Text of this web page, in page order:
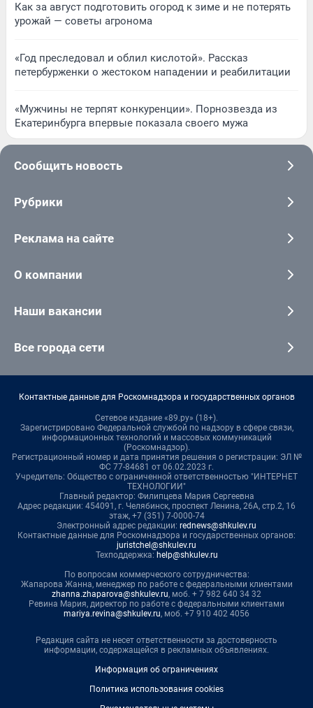
Как за август подготовить огород к зиме и не потерять
урожай — советы агронома
«Год преследовал и облил кислотой». Рассказ
петербурженки о жестоком нападении и реабилитации
«Мужчины не терпят конкуренции». Порнозвезда из
Екатеринбурга впервые показала своего мужа
Сообщить новость
Рубрики
Реклама на сайте
О компании
Наши вакансии
Все города сети
Контактные данные для Роскомнадзора и государственных органов
Сетевое издание «89.ру» (18+).
Зарегистрировано Федеральной службой по надзору в сфере связи,
информационных технологий и массовых коммуникаций
(Роскомнадзор).
Регистрационный номер и дата принятия решения о регистрации: ЭЛ №
ФС 77-84681 от 06.02.2023 г.
Учредитель: Общество с ограниченной ответственностью "ИНТЕРНЕТ
ТЕХНОЛОГИИ"
Главный редактор: Филипцева Мария Сергеевна
Адрес редакции: 454091, г. Челябинск, проспект Ленина, 26А, стр.2, 16
этаж, +7 (351) 7-0000-74
Электронный адрес редакции: rednews@shkulev.ru
Контактные данные для Роскомнадзора и государственных органов:
juristchel@shkulev.ru
Техподдержка: help@shkulev.ru
По вопросам коммерческого сотрудничества:
Жапарова Жанна, менеджер по работе с федеральными клиентами
zhanna.zhaparova@shkulev.ru, моб. + 7 982 640 34 32
Ревина Мария, директор по работе с федеральными клиентами
mariya.revina@shkulev.ru, моб. +7 910 402 4056
Редакция сайта не несет ответственности за достоверность
информации, содержащейся в рекламных объявлениях.
Информация об ограничениях
Политика использования cookies